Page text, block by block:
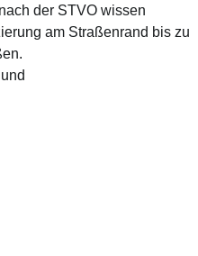
der STVO wissen
am Straßenrand bis zu